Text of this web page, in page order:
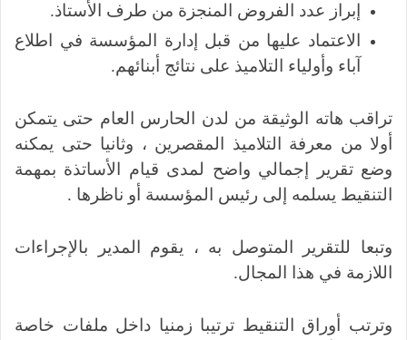
إبراز عدد الفروض المنجزة من طرف الأستاذ.
الاعتماد عليها من قبل إدارة المؤسسة في اطلاع
آباء وأولياء التلاميذ على نتائج أبنائهم.
تراقب هاته الوثيقة من لدن الحارس العام حتى يتمكن
أولا من معرفة التلاميذ المقصرين ، وثانيا حتى يمكنه
وضع تقرير إجمالي واضح لمدى قيام الأساتذة بمهمة
التنقيط يسلمه إلى رئيس المؤسسة أو ناظرها .
وتبعا للتقرير المتوصل به ، يقوم المدير بالإجراءات
اللازمة في هذا المجال.
وترتب أوراق التنقيط ترتيبا زمنيا داخل ملفات خاصة